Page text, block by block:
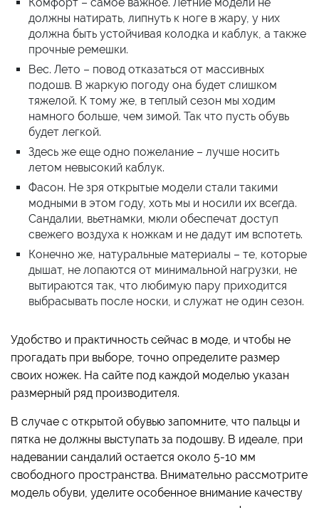
Комфорт – самое важное. Летние модели не
должны натирать, липнуть к ноге в жару, у них
должна быть устойчивая колодка и каблук, а также
прочные ремешки.
Вес. Лето – повод отказаться от массивных
подошв. В жаркую погоду она будет слишком
тяжелой. К тому же, в теплый сезон мы ходим
намного больше, чем зимой. Так что пусть обувь
будет легкой.
Здесь же еще одно пожелание – лучше носить
летом невысокий каблук.
Фасон. Не зря открытые модели стали такими
модными в этом году, хоть мы и носили их всегда.
Сандалии, вьетнамки, мюли обеспечат доступ
свежего воздуха к ножкам и не дадут им вспотеть.
Конечно же, натуральные материалы – те, которые
дышат, не лопаются от минимальной нагрузки, не
вытираются так, что любимую пару приходится
выбрасывать после носки, и служат не один сезон.
Удобство и практичность сейчас в моде, и чтобы не
прогадать при выборе, точно определите размер
своих ножек. На сайте под каждой моделью указан
размерный ряд производителя.
В случае с открытой обувью запомните, что пальцы и
пятка не должны выступать за подошву. В идеале, при
надевании сандалий остается около 5-10 мм
свободного пространства. Внимательно рассмотрите
модель обуви, уделите особенное внимание качеству